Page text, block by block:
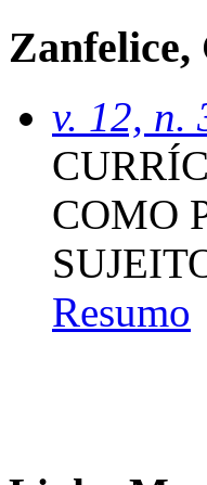
v. 12, n.
COMO
Resumo